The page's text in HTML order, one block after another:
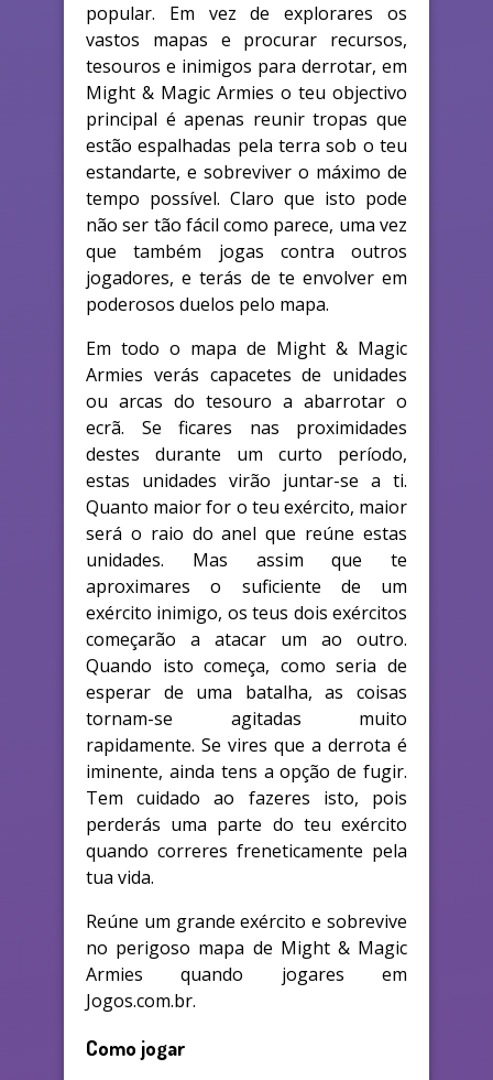
popular. Em vez de explorares os
vastos mapas e procurar recursos,
tesouros e inimigos para derrotar, em
Might & Magic Armies o teu objectivo
principal é apenas reunir tropas que
estão espalhadas pela terra sob o teu
estandarte, e sobreviver o máximo de
tempo possível. Claro que isto pode
não ser tão fácil como parece, uma vez
que também jogas contra outros
jogadores, e terás de te envolver em
poderosos duelos pelo mapa.
Em todo o mapa de Might & Magic
Armies verás capacetes de unidades
ou arcas do tesouro a abarrotar o
ecrã. Se ficares nas proximidades
destes durante um curto período,
estas unidades virão juntar-se a ti.
Quanto maior for o teu exército, maior
será o raio do anel que reúne estas
unidades. Mas assim que te
aproximares o suficiente de um
exército inimigo, os teus dois exércitos
começarão a atacar um ao outro.
Quando isto começa, como seria de
esperar de uma batalha, as coisas
tornam-se agitadas muito
rapidamente. Se vires que a derrota é
iminente, ainda tens a opção de fugir.
Tem cuidado ao fazeres isto, pois
perderás uma parte do teu exército
quando correres freneticamente pela
tua vida.
Reúne um grande exército e sobrevive
no perigoso mapa de Might & Magic
Armies quando jogares em
Jogos.com.br.
Como jogar